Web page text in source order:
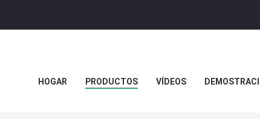
HOGAR PRODUCTOS VÍDEOS